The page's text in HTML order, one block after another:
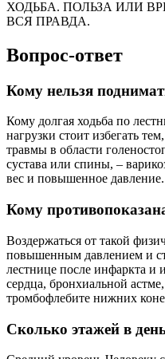
ХОДЬБА. ПОЛЬЗА ИЛИ
ВСЯ ПРАВДА.
Вопрос-ответ
Кому нельзя
Кому долгая ходьба по
нагрузки стоит избегать
травмы в области
сустава или спины, –
вес и повышенное давление.
Кому
Воздержаться от такой
повышенным давлением и
лестнице после инфаркта и
сердца, бронхиальной
тромбофлебите нижних
Сколько этажей в